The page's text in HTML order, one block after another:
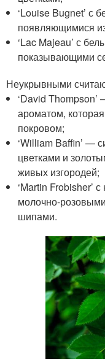
‘Louise Bugnet’ с
появляющимися
‘Lac Majeau’ с
показывающими
Неукрывными
‘David
ароматом,
покровом;
‘William Baffin’ —
цветками и
живых изгородей;
‘Martin Frobisher’
молочно-
шипами.